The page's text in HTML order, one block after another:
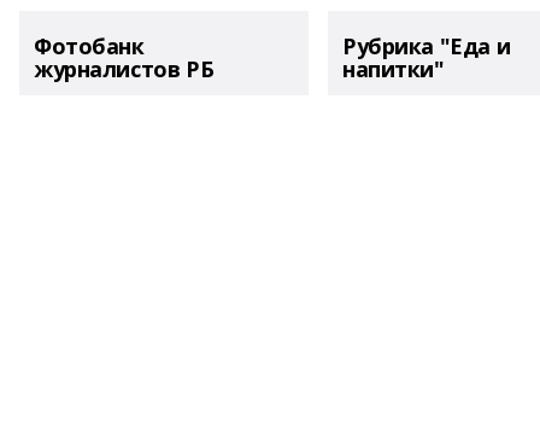
Фотобанк
журналистов РБ
Рубрика "Еда и
напитки"